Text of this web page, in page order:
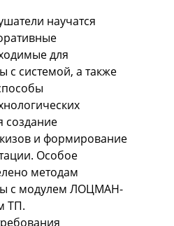
научатся
для
с системой, а также
создание
и формирование
Особое
методам
с модулем ЛОЦМАН-
ТП.